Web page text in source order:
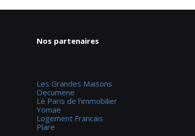
Nos partenaires
Les Grandes Maisons
Oecumene
Le Paris de l'immobilier
Yomae
Logement Francais
Plare